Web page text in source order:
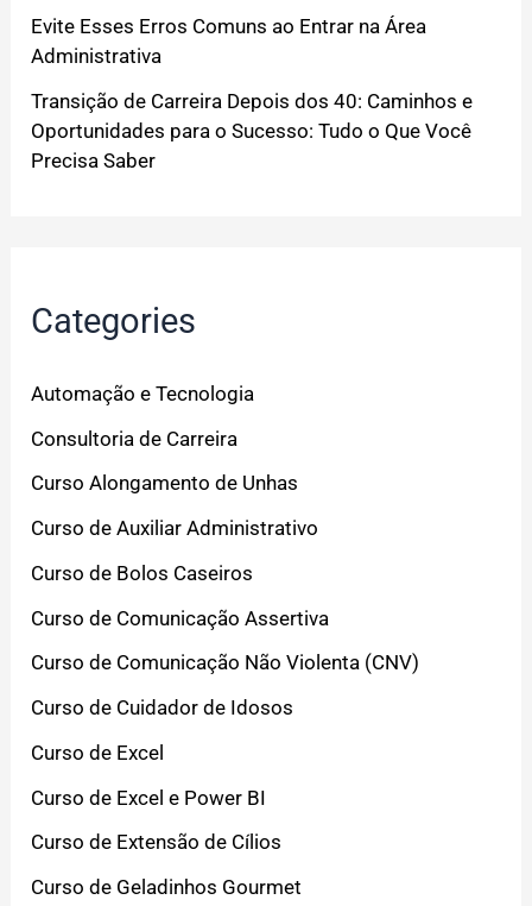
Evite Esses Erros Comuns ao Entrar na Área
Administrativa
Transição de Carreira Depois dos 40: Caminhos e
Oportunidades para o Sucesso: Tudo o Que Você
Precisa Saber
Categories
Automação e Tecnologia
Consultoria de Carreira
Curso Alongamento de Unhas
Curso de Auxiliar Administrativo
Curso de Bolos Caseiros
Curso de Comunicação Assertiva
Curso de Comunicação Não Violenta (CNV)
Curso de Cuidador de Idosos
Curso de Excel
Curso de Excel e Power BI
Curso de Extensão de Cílios
Curso de Geladinhos Gourmet